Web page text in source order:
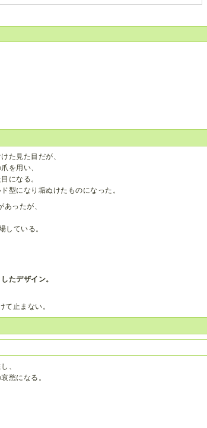
た見た目だが、
を用い、
になる。
型になり垢ぬけたものになった。
あったが、
している。
たデザイン。
止まない。
、
愁になる。